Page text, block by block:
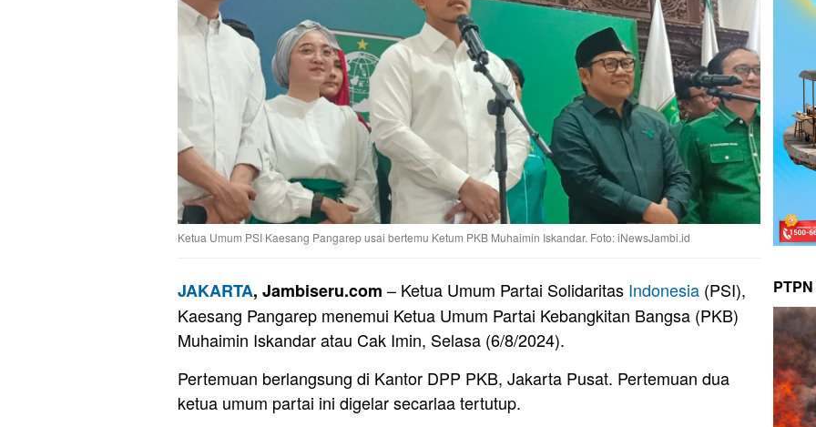
Ketua Umum PSI Kaesang Pangarep usai bertemu Ketum PKB Muhaimin Iskandar. Foto: iNewsJambi.id
JAKARTA, Jambiseru.com – Ketua Umum Partai Solidaritas Indonesia (PSI),
Kaesang Pangarep menemui Ketua Umum Partai Kebangkitan Bangsa (PKB)
Muhaimin Iskandar atau Cak Imin, Selasa (6/8/2024).
Pertemuan berlangsung di Kantor DPP PKB, Jakarta Pusat. Pertemuan dua
ketua umum partai ini digelar secarlaa tertutup.